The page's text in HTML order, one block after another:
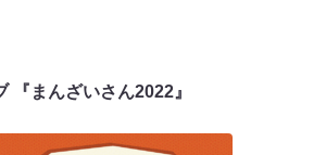
『まんざいさん2022』